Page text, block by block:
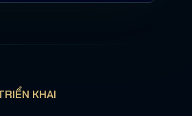
KHAI